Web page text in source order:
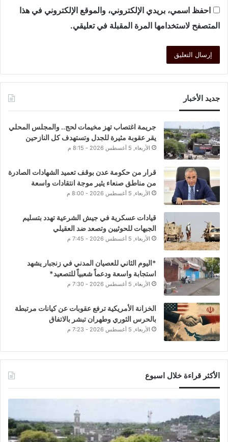
احفظ اسمي، بريدي الإلكتروني، والموقع الإلكتروني في هذا
المتصفح لاستخدامها المرة المقبلة في تعليقي.
جديد الأخبار
جريمة اغتصاب تهز مخيمات لحج.. والمجلس المحلي
يقر عقوبة مثيرة للجدل وتستهدف كل النازحين
الأربعاء, 5 أغسطس 2026 - 8:15 م
قرار من حكومة عدن بوقف تعميد الشهادات الصادرة
من مناطق صنعاء يثير موجة انتقادات واسعة
الأربعاء, 5 أغسطس 2026 - 8:00 م
قيادات عسكرية في جيش الشرعية تهدد بتسليم
الجبهات للحوثيين وتصعد ضد العقيلي
الأربعاء, 5 أغسطس 2026 - 7:45 م
*اليوم الثاني للعصيان المدني في زنجبار يشهد
استجابة واسعة ودعماً شعبياً للتصعيد*
الأربعاء, 5 أغسطس 2026 - 7:30 م
الخزانة الأمريكية ترفع عقوبات عن كيانات مرتبطة
بالحرس الثوري وطهران تبشر بالاتفاق
الأربعاء, 5 أغسطس 2026 - 7:23 م
الأكثر قراءة خلال اسبوع